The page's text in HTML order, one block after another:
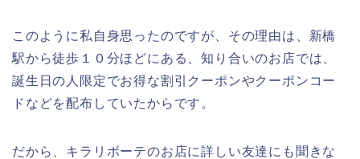
このように私自身思ったのですが、その理由は、新橋
駅から徒歩１０分ほどにある、知り合いのお店では、
誕生日の人限定でお得な割引クーポンやクーポンコー
ドなどを配布していたからです。
だから、キラリボーテのお店に詳しい友達にも聞きな